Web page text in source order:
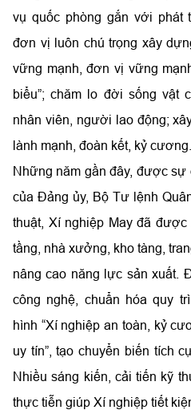
vụ quốc phòng gắn với phát
đơn vị luôn chú trọng xây
vững mạnh, đơn vị vững
biểu”; chăm lo đời sống vật
nhân viên, người lao động;
lành mạnh, đoàn kết, kỷ cương.
Những năm gần đây, được sự
của Đảng ủy, Bộ Tư lệnh
thuật, Xí nghiệp May đã
tầng, nhà xưởng, kho tàng,
nâng cao năng lực sản xuất.
công nghệ, chuẩn hóa quy
hình “Xí nghiệp an toàn, kỷ
uy tín”, tạo chuyển biến tích
Nhiều sáng kiến, cải tiến kỹ
thực tiễn giúp Xí nghiệp tiết